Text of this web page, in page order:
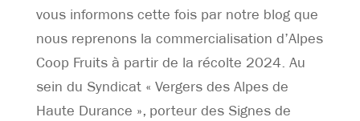
vous informons cette fois par notre blog que
nous reprenons la commercialisation d’Alpes
Coop Fruits à partir de la récolte 2024. Au
sein du Syndicat « Vergers des Alpes de
Haute Durance », porteur des Signes de